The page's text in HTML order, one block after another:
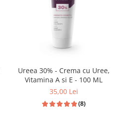
Ureea 30% - Crema cu Uree,
Vitamina A si E - 100 ML
35,00 Lei
(8)